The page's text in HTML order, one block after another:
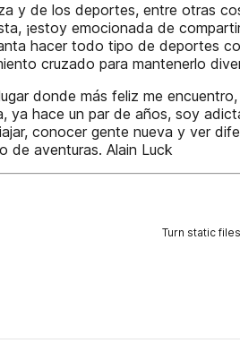
y de los deportes, entre otras
¡estoy emocionada de
hacer todo tipo de deportes
cruzado para mantenerlo
donde más feliz me
ya hace un par de años, soy
conocer gente nueva y ver
de aventuras. Alain Luck
Turn static